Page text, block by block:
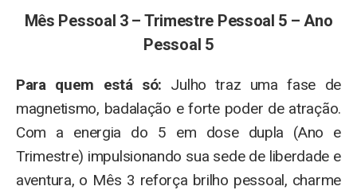
Mês Pessoal 3 – Trimestre Pessoal 5 – Ano
Pessoal 5
Para quem está só: Julho traz uma fase de
magnetismo, badalação e forte poder de atração.
Com a energia do 5 em dose dupla (Ano e
Trimestre) impulsionando sua sede de liberdade e
aventura, o Mês 3 reforça brilho pessoal, charme